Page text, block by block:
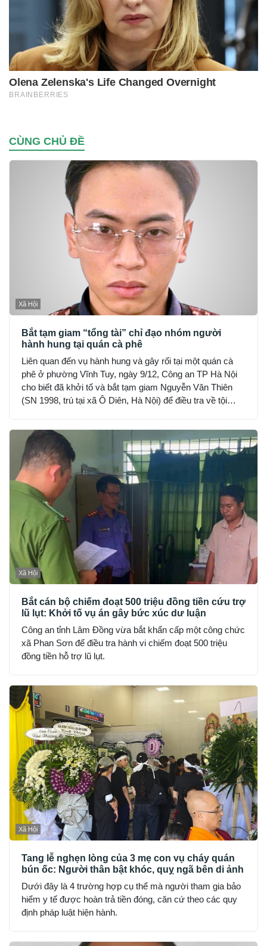
CÙNG CHỦ ĐỀ
Xã Hội
Bắt tạm giam “tổng tài” chỉ đạo nhóm người
hành hung tại quán cà phê
Liên quan đến vụ hành hung và gây rối tại một quán cà
phê ở phường Vĩnh Tuy, ngày 9/12, Công an TP Hà Nội
cho biết đã khởi tố và bắt tạm giam Nguyễn Văn Thiên
(SN 1998, trú tại xã Ô Diên, Hà Nội) để điều tra về tội
Xã Hội
Bắt cán bộ chiếm đoạt 500 triệu đồng tiền cứu trợ
lũ lụt: Khởi tố vụ án gây bức xúc dư luận
Công an tỉnh Lâm Đồng vừa bắt khẩn cấp một công chức
xã Phan Sơn để điều tra hành vi chiếm đoạt 500 triệu
đồng tiền hỗ trợ lũ lụt.
Xã Hội
Tang lễ nghẹn lòng của 3 mẹ con vụ cháy quán
bún ốc: Người thân bật khóc, quỵ ngã bên di ảnh
Dưới đây là 4 trường hợp cụ thể mà người tham gia bảo
hiểm y tế được hoàn trả tiền đóng, căn cứ theo các quy
định pháp luật hiện hành.